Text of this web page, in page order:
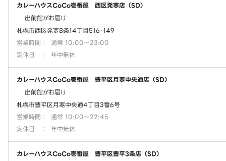
カレーハウスCoCo壱番屋 西区発寒店（SD）
出前館がお届け
札幌市西区発寒8条14丁目516-149
営業時間 ：
通常 10:00～23:00
定休日
： 年中無休
カレーハウスCoCo壱番屋 豊平区月寒中央通店（SD）
出前館がお届け
札幌市豊平区月寒中央通4丁目3番6号
営業時間 ：
通常 10:00～22:45
定休日
： 年中無休
カレーハウスCoCo壱番屋 豊平区豊平3条店（SD）